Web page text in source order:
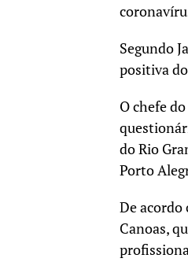
Segundo
positiva
O chefe
do Rio
Porto
De
Canoas,